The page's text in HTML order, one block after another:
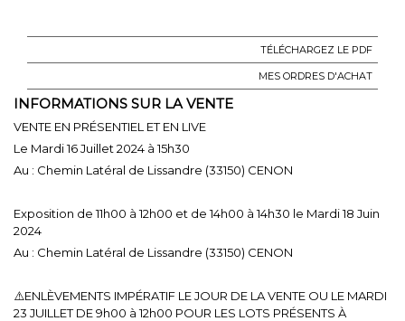
TÉLÉCHARGEZ LE PDF
MES ORDRES D'ACHAT
INFORMATIONS SUR LA VENTE
VENTE EN PRÉSENTIEL ET EN LIVE
Le Mardi 16 Juillet 2024 à 15h30
Au : Chemin Latéral de Lissandre (33150) CENON
Exposition de 11h00 à 12h00 et de 14h00 à 14h30 le Mardi 18 Juin
2024
Au : Chemin Latéral de Lissandre (33150) CENON
⚠️ENLÈVEMENTS IMPÉRATIF LE JOUR DE LA VENTE OU LE MARDI
23 JUILLET DE 9h00 à 12h00 POUR LES LOTS PRÉSENTS À